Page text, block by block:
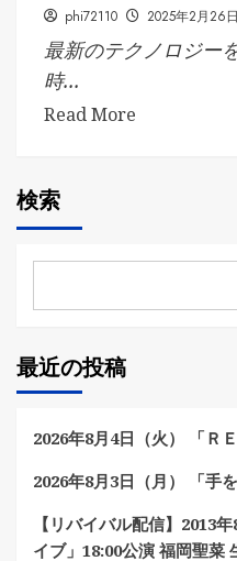
phi72110 2025年2月26日
最新のテクノロジー
時...
Read More
検索
最近の投稿
2026年8月4日（火） 「Ｒ
2026年8月3日（月） 「手
【リバイバル配信】2013
イブ」18:00公演 福岡聖菜